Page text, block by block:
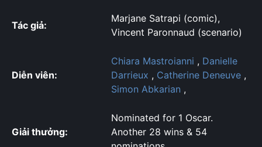
Tác giả:
Marjane Satrapi (comic),
Vincent Paronnaud (scenario)
Diễn viên:
Chiara Mastroianni , Danielle
Darrieux , Catherine Deneuve ,
Simon Abkarian ,
Giải thưởng:
Nominated for 1 Oscar.
Another 28 wins & 54